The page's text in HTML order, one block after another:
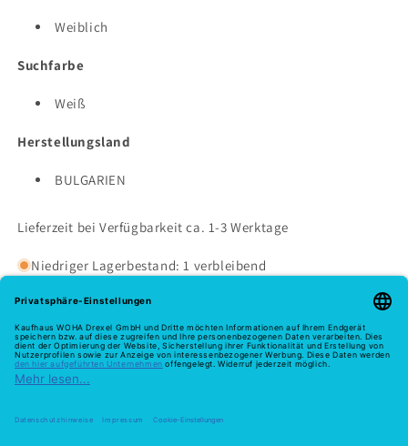
Weiblich
Suchfarbe
Weiß
Herstellungsland
BULGARIEN
Lieferzeit bei Verfügbarkeit ca. 1-3 Werktage
Niedriger Lagerbestand: 1 verbleibend
Melde dich hier zu unserem Newsletter an
E-Mail